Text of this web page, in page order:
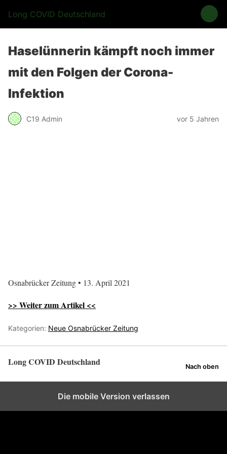
Long COVID Deutschland
Haselünnerin kämpft noch immer
mit den Folgen der Corona-
Infektion
C19 Admin vor 5 Jahren
Osnabrücker Zeitung • 13. April 2021
>> Weiter zum Artikel <<
Kategorien: Neue Osnabrücker Zeitung
Long COVID Deutschland Nach oben
Die mobile Version verlassen